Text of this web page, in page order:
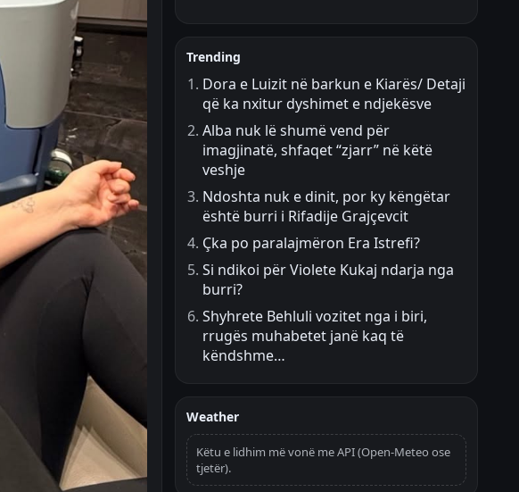
Trending
Dora e Luizit në barkun e Kiarës/ Detaji
që ka nxitur dyshimet e ndjekësve
Alba nuk lë shumë vend për
imagjinatë, shfaqet “zjarr” në këtë
veshje
Ndoshta nuk e dinit, por ky këngëtar
është burri i Rifadije Grajçevcit
Çka po paralajmëron Era Istrefi?
Si ndikoi për Violete Kukaj ndarja nga
burri?
Shyhrete Behluli vozitet nga i biri,
rrugës muhabetet janë kaq të
këndshme…
Weather
Këtu e lidhim më vonë me API (Open-Meteo ose
tjetër).